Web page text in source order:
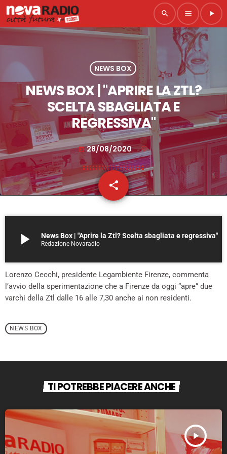
search menu play_arrow
NEWS BOX
NEWS BOX | "APRIRE LA ZTL?
SCELTA SBAGLIATA E
REGRESSIVA"
today 28/08/2020
share
email
play_arrow News Box | "Aprire la Ztl? Scelta sbagliata e regressiva"
Redazione Novaradio
Lorenzo Cecchi, presidente Legambiente Firenze, commenta
l’avvio della sperimentazione che a Firenze da oggi “apre” due
varchi della Ztl dalle 16 alle 7,30 anche ai non residenti.
NEWS BOX
TI POTREBBE PIACERE ANCHE
play_arrow